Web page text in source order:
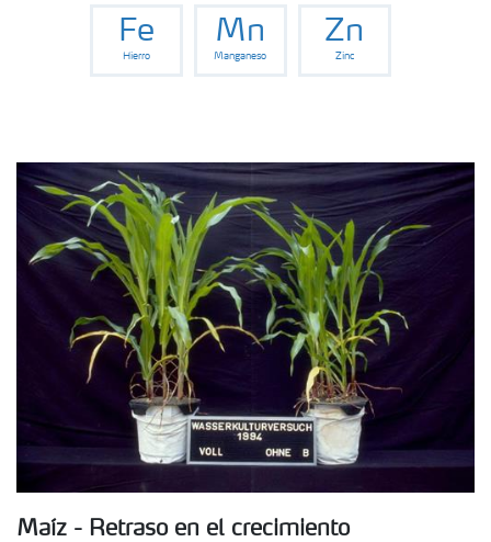
Fe
Hierro
Mn
Manganeso
Zn
Zinc
Maíz - Retraso en el crecimiento